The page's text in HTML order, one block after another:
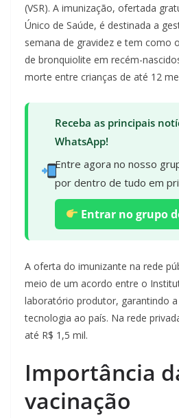
(VSR). A imunização, ofertada
Único de Saúde, é destinada a
semana de gravidez e tem como
de bronquiolite em recém-
morte entre crianças de até 12
Receba as principais
WhatsApp!
Entre agora no nosso
por dentro de tudo em
Entrar no grupo
A oferta do imunizante na rede
meio de um acordo entre o
laboratório produtor, garantindo
tecnologia ao país. Na rede
até R$ 1,5 mil.
Importância
vacinação